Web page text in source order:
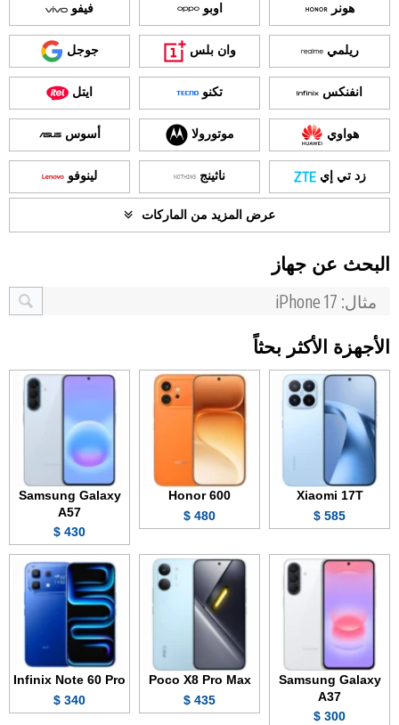
هونر اوبو فيفو
ريلمي وان بلس جوجل
انفنكس تكنو ايتل
هواوي موتورولا أسوس
زد تي إي ناثينج لينوفو
عرض المزيد من الماركات
البحث عن جهاز
الأجهزة الأكثر بحثاً
Xiaomi 17T
585 $
Honor 600
480 $
Samsung Galaxy
A57
430 $
Samsung Galaxy
A37
300 $
Poco X8 Pro Max
435 $
Infinix Note 60 Pro
340 $